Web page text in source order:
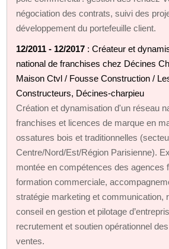
négociation des contrats, suivi des
développement du portefeuille client.
12/2011 - 12/2017 : Créateur et
national de franchises chez Décines
Maison Ctvl / Fousse Construction /
Constructeurs, Décines-charpieu
Création et dynamisation d'un réseau
franchises et licences de marque en
ossatures bois et traditionnelles
Centre/Nord/Est/Région Parisienne).
montée en compétences des agences
formation commerciale,
stratégie marketing et communication,
conseil en gestion et pilotage
recrutement et soutien opérationnel
ventes.